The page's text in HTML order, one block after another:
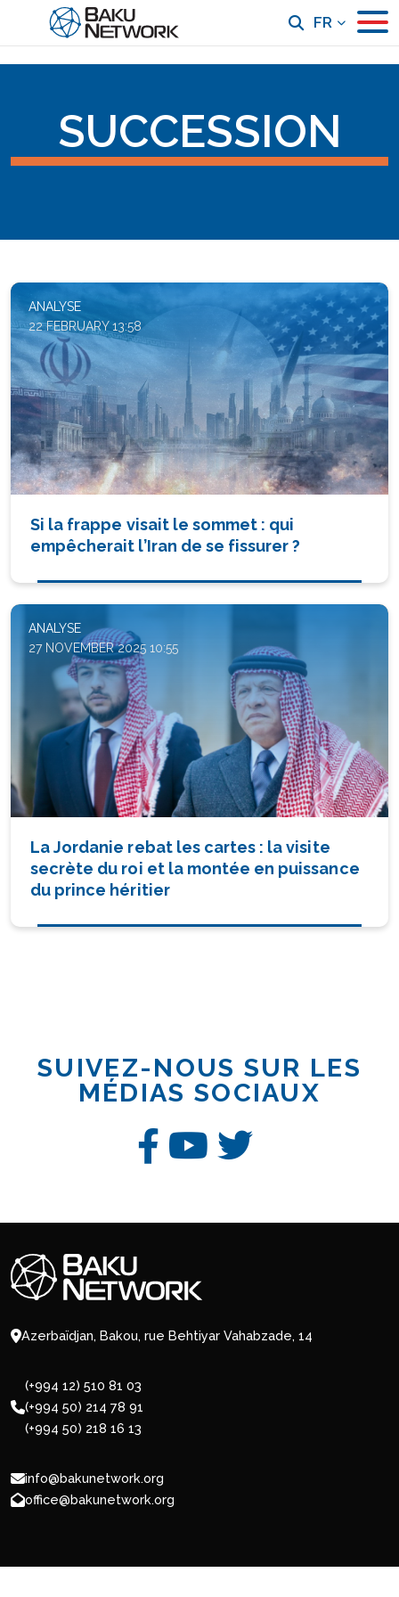
FR
SUCCESSION
ANALYSE
22 FEBRUARY 13:58
Si la frappe visait le sommet : qui
empêcherait l’Iran de se fissurer ?
ANALYSE
27 NOVEMBER 2025 10:55
La Jordanie rebat les cartes : la visite
secrète du roi et la montée en puissance
du prince héritier
SUIVEZ-NOUS SUR LES
MÉDIAS SOCIAUX
Azerbaïdjan, Bakou, rue Behtiyar Vahabzade, 14
(+994 12) 510 81 03
(+994 50) 214 78 91
(+994 50) 218 16 13
info@bakunetwork.org
office@bakunetwork.org